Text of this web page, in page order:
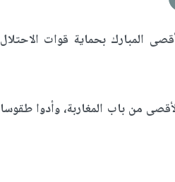
المبارك بحماية قوات الاحتلال
المسجد الأقصى من باب المغاربة، وأدوا طقوسا